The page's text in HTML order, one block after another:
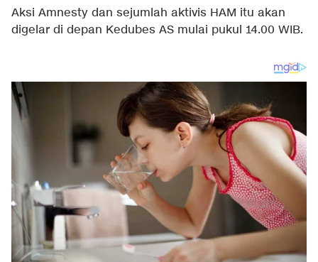
Aksi Amnesty dan sejumlah aktivis HAM itu akan
digelar di depan Kedubes AS mulai pukul 14.00 WIB.